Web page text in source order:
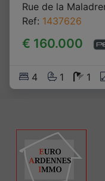
Rue de la
Ref: 1437626
€ 160.000
4 1 1